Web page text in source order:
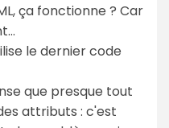
ça fonctionne ? Car
le dernier code
que presque tout
attributs : c'est